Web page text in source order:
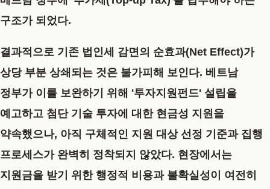
구조가 되었다.
결과적으로 기존 법인세 감면의 순효과(Net Effect)가
상당 부분 상쇄 되는 것은 불가피해 보인다. 베트남
정부가 이를 보완하기 위해 '투자지원펀드' 설립을
예고하고 첨단 기술 투자에 대한 현금성 지원을
약속했으나, 아직 구체적인 지원 대상 선정 기준과 집행
프로세스가 완벽히 정착되지 않았다. 현장에서는
지원금을 받기 위한 행정적 비용과 불확실성이 여전히